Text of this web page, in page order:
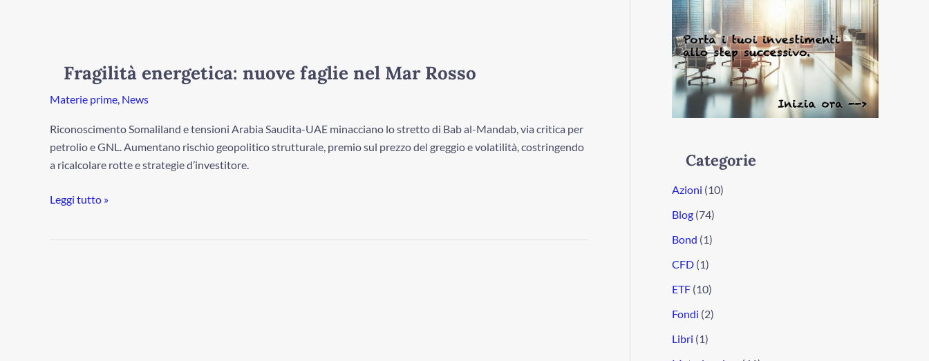
Fragilità energetica: nuove faglie nel Mar Rosso
Materie prime, News
Riconoscimento Somaliland e tensioni Arabia Saudita-UAE minacciano lo stretto di Bab al-Mandab, via critica per
petrolio e GNL. Aumentano rischio geopolitico strutturale, premio sul prezzo del greggio e volatilità, costringendo
a ricalcolare rotte e strategie d’investitore.
nuove
faglie
nel
Rosso
Leggi tutto »
Categorie
Azioni (10)
Blog (74)
Bond (1)
CFD (1)
ETF (10)
Fondi (2)
Libri (1)